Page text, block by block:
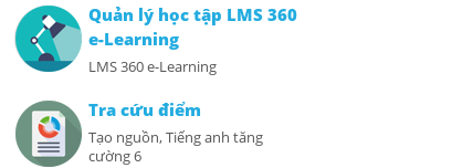
Quản lý học tập LMS 360
e-Learning
LMS 360 e-Learning
Tra cứu điểm
Tạo nguồn, Tiếng anh tăng
cường 6